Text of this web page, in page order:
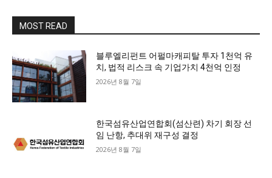
MOST READ
블루엘리펀트 어펄마캐피탈 투자 1천억 유
치, 법적 리스크 속 기업가치 4천억 인정
2026년 8월 7일
한국섬유산업연합회(섬산련) 차기 회장 선
임 난항, 추대위 재구성 결정
2026년 8월 7일